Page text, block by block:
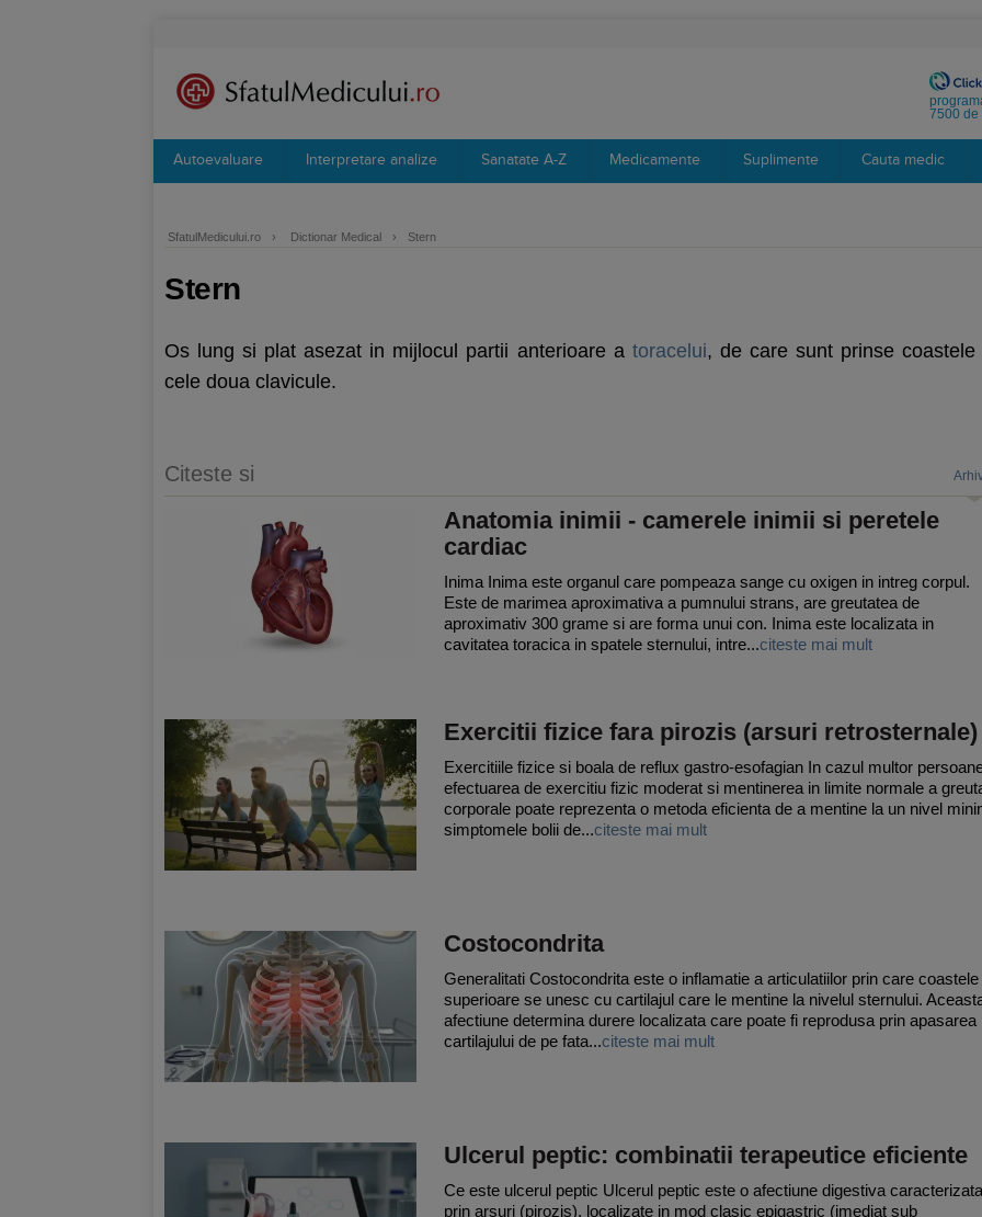
7500 de
Autoevaluare Interpretare analize Sanatate A-Z Medicamente Suplimente Cauta medic
SfatulMedicului.ro › Dictionar Medical › Stern
Stern
Os lung si plat asezat in mijlocul partii anterioare a toracelui, de care sunt prinse coastele
cele doua clavicule.
Citeste si
Anatomia inimii - camerele inimii si peretele
cardiac
Inima Inima este organul care pompeaza sange cu oxigen in intreg corpul.
Este de marimea aproximativa a pumnului strans, are greutatea de
aproximativ 300 grame si are forma unui con. Inima este localizata in
cavitatea toracica in spatele sternului, intre...citeste mai mult
Exercitii fizice fara pirozis (arsuri retrosternale)
Exercitiile fizice si boala de reflux gastro-esofagian In cazul multor
efectuarea de exercitiu fizic moderat si mentinerea in limite normale a
corporale poate reprezenta o metoda eficienta de a mentine la un nivel
simptomele bolii de...citeste mai mult
Costocondrita
Generalitati Costocondrita este o inflamatie a articulatiilor prin care coastele
superioare se unesc cu cartilajul care le mentine la nivelul sternului.
afectiune determina durere localizata care poate fi reprodusa prin apasarea
cartilajului de pe fata...citeste mai mult
Ulcerul peptic: combinatii terapeutice eficiente
Ce este ulcerul peptic Ulcerul peptic este o afectiune digestiva caracterizata
prin arsuri (pirozis), localizate in mod clasic epigastric (imediat sub